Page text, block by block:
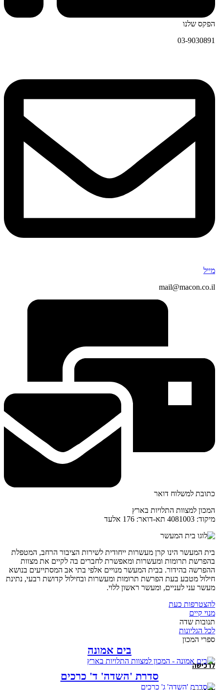
הפקס שלנו
03-9030891
מייל
mail@macon.co.il
כתובת למשלוח דואר
המכון למצוות התלויות בארץ
מיקוד: 4081003 תא-דואר: 176 אלעד
בית המעשר הינו קרן מעשרות ייחודית לשירות הציבור הרחב, המטפלת
בהפרשת תרומות ומעשרות ומאפשרת לחברים בה לקיים את מצוות
ההפרשה בהידור. בבית המעשר מנויים אלפי בתי אב המסתייעים בנושא
חילול מטבע בעת הפרשת תרומות ומעשרות ובחילול קדושת רבעי, נתינת
מעשר עני לעניים, ומעשר ראשון ללוי.
להצטרפות כעת
מנוי קיים
תנובות שדה
לכל הגליונות
ספרי המכון
בים אמונה
לרכישה
סדרת 'השדה' ד' כרכים